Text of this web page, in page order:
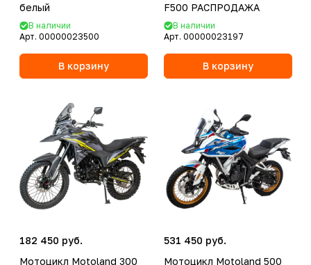
белый
В наличии
Арт. 00000023500
В корзину
F500 РАСПРОДАЖА
В наличии
Арт. 00000023197
В корзину
182 450 руб.
Мотоцикл Motoland 300
531 450 руб.
Мотоцикл Motoland 500